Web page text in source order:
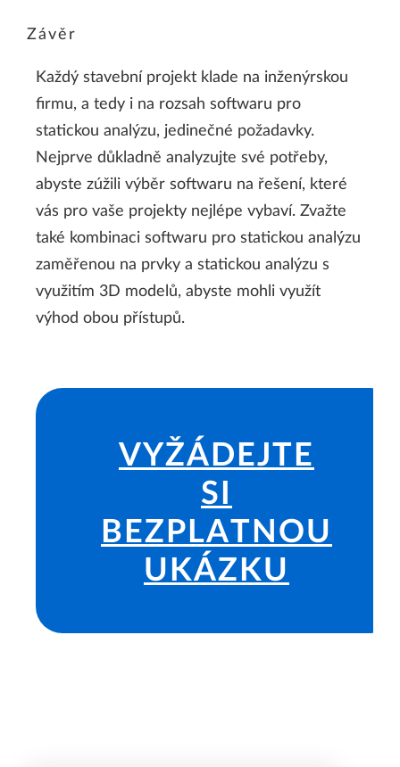
Závěr
Každý stavební projekt klade na inženýrskou
firmu, a tedy i na rozsah softwaru pro
statickou analýzu, jedinečné požadavky.
Nejprve důkladně analyzujte své potřeby,
abyste zúžili výběr softwaru na řešení, které
vás pro vaše projekty nejlépe vybaví. Zvažte
také kombinaci softwaru pro statickou analýzu
zaměřenou na prvky a statickou analýzu s
využitím 3D modelů, abyste mohli využít
výhod obou přístupů.
VYŽÁDEJTE
SI
BEZPLATNOU
UKÁZKU